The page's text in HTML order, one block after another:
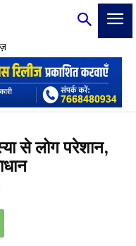
से लोग परेशान,